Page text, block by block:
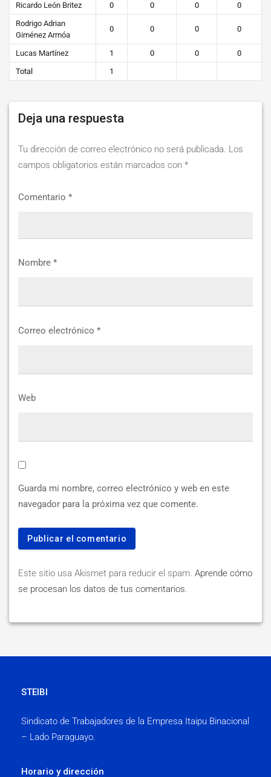
Ricardo León Britez
0 0 0
0
Rodrigo Adrian
Giménez Armóa
0 0 0 0
Lucas Martínez 1 0 0
0
Total
1
Deja una respuesta
Tu dirección de correo electrónico no será publicada. Los
campos obligatorios están marcados con *
Comentario *
Nombre *
Correo electrónico *
Web
Guarda mi nombre, correo electrónico y web en este
navegador para la próxima vez que comente.
Este sitio usa Akismet para reducir el spam. Aprende cómo
se procesan los datos de tus comentarios.
STEIBI
Sindicato de Trabajadores de la Empresa Itaipu Binacional
– Lado Paraguayo.
Horario y dirección